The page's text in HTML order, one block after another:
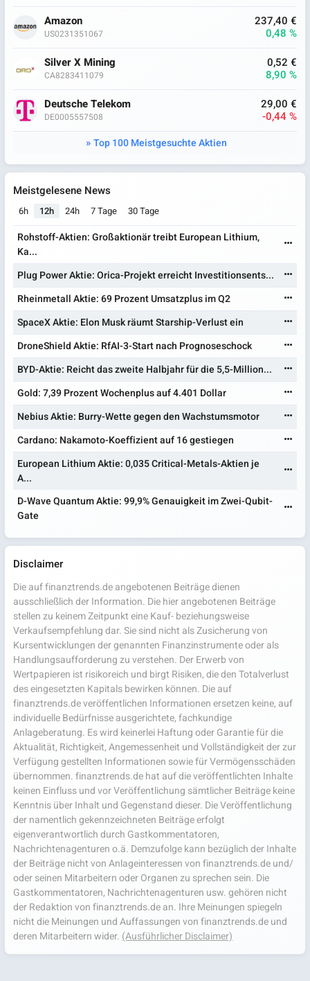
Amazon
US0231351067
237,40 €
0,48 %
Silver X Mining
CA8283411079
0,52 €
8,90 %
Deutsche Telekom
DE0005557508
29,00 €
-0,44 %
Top 100 Meistgesuchte Aktien
Meistgelesene News
6h 12h 24h 7 Tage 30 Tage
Rohstoff-Aktien: Großaktionär treibt European Lithium,
Ka...
Plug Power Aktie: Orica-Projekt erreicht Investitionsents...
Rheinmetall Aktie: 69 Prozent Umsatzplus im Q2
SpaceX Aktie: Elon Musk räumt Starship-Verlust ein
DroneShield Aktie: RfAI-3-Start nach Prognoseschock
BYD-Aktie: Reicht das zweite Halbjahr für die 5,5-Million...
Gold: 7,39 Prozent Wochenplus auf 4.401 Dollar
Nebius Aktie: Burry-Wette gegen den Wachstumsmotor
Cardano: Nakamoto-Koeffizient auf 16 gestiegen
European Lithium Aktie: 0,035 Critical-Metals-Aktien je
A...
D-Wave Quantum Aktie: 99,9% Genauigkeit im Zwei-Qubit-
Gate
Disclaimer
Die auf finanztrends.de angebotenen Beiträge dienen
ausschließlich der Information. Die hier angebotenen Beiträge
stellen zu keinem Zeitpunkt eine Kauf- beziehungsweise
Verkaufsempfehlung dar. Sie sind nicht als Zusicherung von
Kursentwicklungen der genannten Finanzinstrumente oder als
Handlungsaufforderung zu verstehen. Der Erwerb von
Wertpapieren ist risikoreich und birgt Risiken, die den Totalverlust
des eingesetzten Kapitals bewirken können. Die auf
finanztrends.de veröffentlichen Informationen ersetzen keine, auf
individuelle Bedürfnisse ausgerichtete, fachkundige
Anlageberatung. Es wird keinerlei Haftung oder Garantie für die
Aktualität, Richtigkeit, Angemessenheit und Vollständigkeit der zur
Verfügung gestellten Informationen sowie für Vermögensschäden
übernommen. finanztrends.de hat auf die veröffentlichten Inhalte
keinen Einfluss und vor Veröffentlichung sämtlicher Beiträge keine
Kenntnis über Inhalt und Gegenstand dieser. Die Veröffentlichung
der namentlich gekennzeichneten Beiträge erfolgt
eigenverantwortlich durch Gastkommentatoren,
Nachrichtenagenturen o.ä. Demzufolge kann bezüglich der Inhalte
der Beiträge nicht von Anlageinteressen von finanztrends.de und/
oder seinen Mitarbeitern oder Organen zu sprechen sein. Die
Gastkommentatoren, Nachrichtenagenturen usw. gehören nicht
der Redaktion von finanztrends.de an. Ihre Meinungen spiegeln
nicht die Meinungen und Auffassungen von finanztrends.de und
deren Mitarbeitern wider. (Ausführlicher Disclaimer)